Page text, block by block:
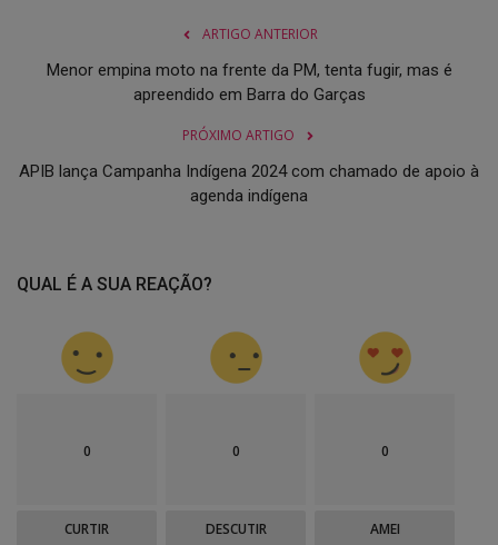
ARTIGO ANTERIOR
Menor empina moto na frente da PM, tenta fugir, mas é
apreendido em Barra do Garças
PRÓXIMO ARTIGO
APIB lança Campanha Indígena 2024 com chamado de apoio à
agenda indígena
QUAL É A SUA REAÇÃO?
0
CURTIR
0
DESCUTIR
0
AMEI